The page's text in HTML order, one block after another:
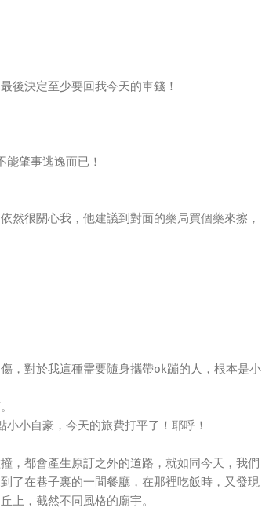
後決定至少要回我今天的車錢！
能肇事逃逸而已！
然很關心我，他建議到對面的藥局買個藥來擦，
，對於我這種需要隨身攜帶ok蹦的人，根本是小
小自豪，今天的旅費打平了！耶呼！
，都會產生原訂之外的道路，就如同今天，我們
了在巷子裏的一間餐廳，在那裡吃飯時，又發現
上，截然不同風格的廟宇。